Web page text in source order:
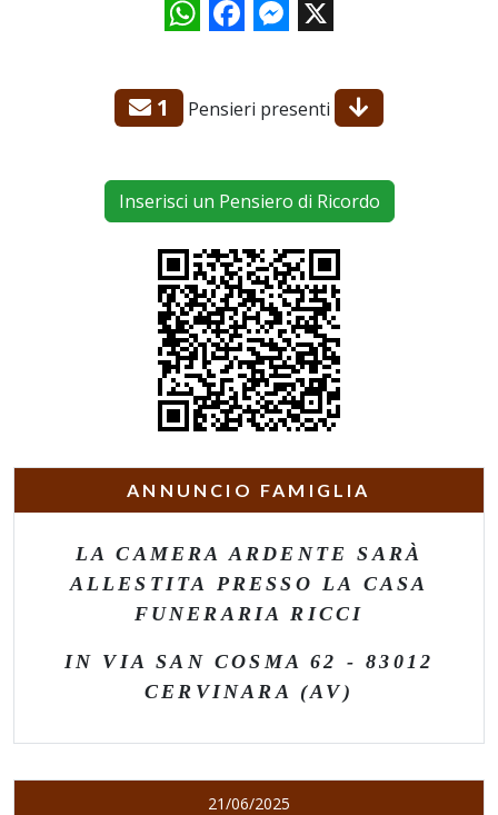
WhatsAppFacebookMessenger
X
1 Pensieri presenti
Inserisci un Pensiero di Ricordo
ANNUNCIO FAMIGLIA
LA CAMERA ARDENTE SARÀ
ALLESTITA PRESSO LA CASA
FUNERARIA RICCI
IN VIA SAN COSMA 62 - 83012
CERVINARA (AV)
21/06/2025